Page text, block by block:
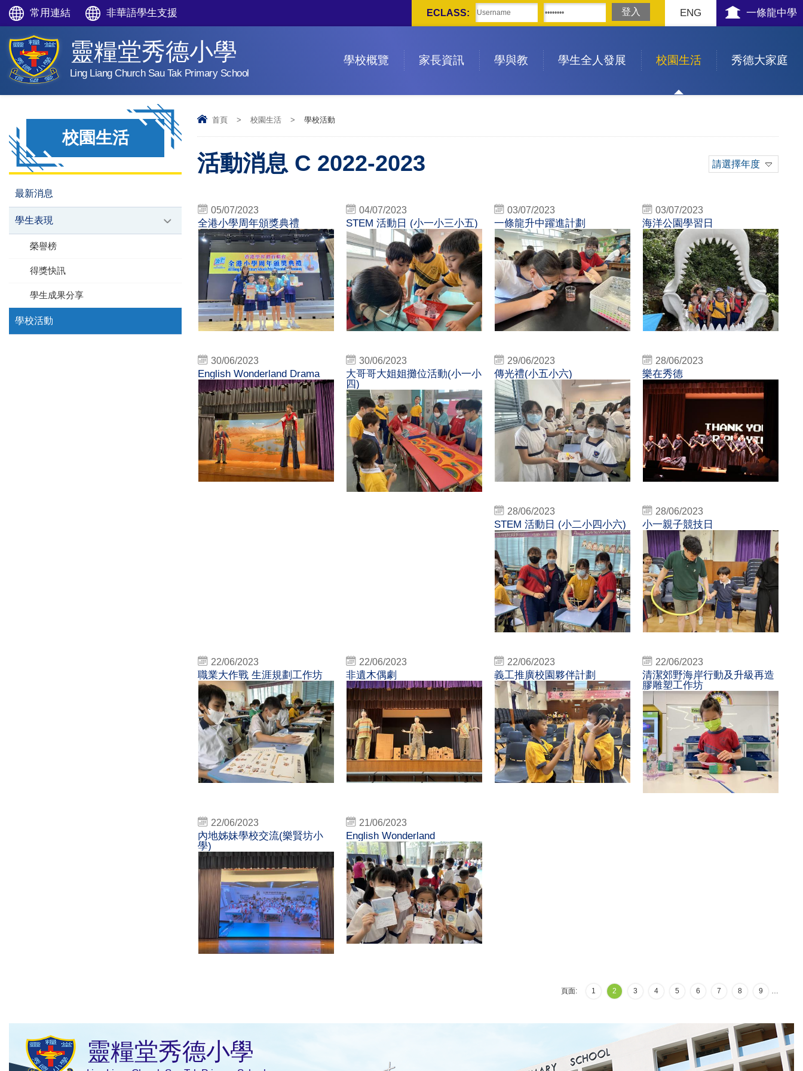
常用連結 非華語學生支援 一條龍中學
ENG
ECLASS:
靈糧堂秀德小學
Ling Liang Church Sau Tak Primary School
學校概覽 家長資訊 學與教 學生全人發展 校園生活 秀德大家庭
首頁 > 校園生活 > 學校活動
活動消息 C 2022-2023 請選擇年度
05/07/2023
全港小學周年頒獎典禮
04/07/2023
STEM 活動日 (小一小三小五)
03/07/2023
一條龍升中躍進計劃
03/07/2023
海洋公園學習日
30/06/2023
English Wonderland Drama
30/06/2023
大哥哥大姐姐攤位活動(小一小
四)
29/06/2023
傳光禮(小五小六)
28/06/2023
樂在秀德
28/06/2023
STEM 活動日 (小二小四小六)
28/06/2023
小一親子競技日
22/06/2023
職業大作戰 生涯規劃工作坊
22/06/2023
非遺木偶劇
22/06/2023
義工推廣校園夥伴計劃
22/06/2023
清潔郊野海岸行動及升級再造
膠雕塑工作坊
22/06/2023
內地姊妹學校交流(樂賢坊小
學)
21/06/2023
English Wonderland
頁面: 1 2 3 4 5 6 7 8 9 …
校園生活
最新消息
學生表現
榮譽榜
得獎快訊
學生成果分享
學校活動
靈糧堂秀德小學